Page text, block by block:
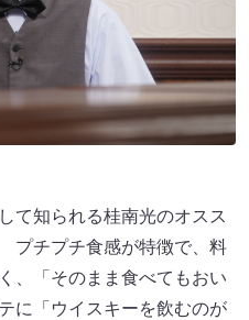
て知られる桂南光のオスス
プチプチ食感が特徴で、料
、「そのまま食べてもおい
に「ウイスキーを飲むのが